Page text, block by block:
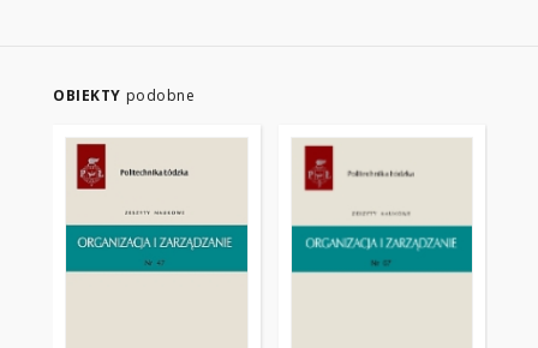
OBIEKTY podobne